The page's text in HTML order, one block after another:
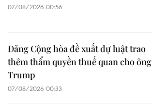
07/08/2026 00:56
Đảng Cộng hòa đề xuất dự luật trao
thêm thẩm quyền thuế quan cho ông
Trump
07/08/2026 00:33